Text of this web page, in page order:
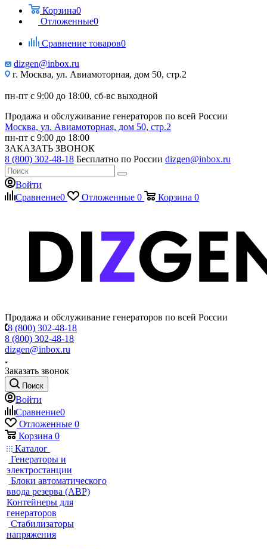
Корзина0
Отложенные0
Сравнение товаров0
dizgen@inbox.ru
г. Москва, ул. Авиамоторная, дом 50, стр.2
пн-пт с 9:00 до 18:00, сб-вс выходной
Продажа и обслуживание генераторов по всей России
Москва, ул. Авиамоторная, дом 50, стр.2
пн-пт с 9:00 до 18:00
ЗАКАЗАТЬ ЗВОНОК
8 (800) 302-48-18 Бесплатно по России dizgen@inbox.ru
Войти
Сравнение0 Отложенные 0 Корзина 0
Продажа и обслуживание генераторов по всей России
8 (800) 302-48-18
8 (800) 302-48-18
dizgen@inbox.ru
Заказать звонок
Поиск
Войти
Сравнение0
Отложенные 0
Корзина 0
Каталог
Генераторы и
электростанции
Блоки автоматического
ввода резерва (АВР)
Контейнеры для
генераторов
Стабилизаторы
напряжения